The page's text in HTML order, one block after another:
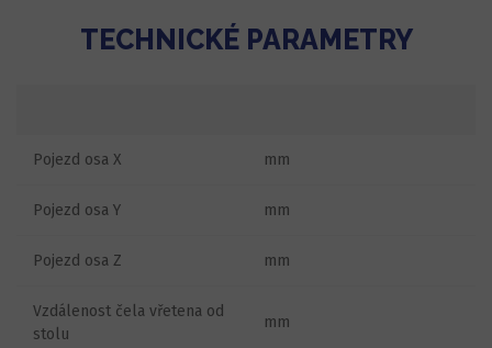
TECHNICKÉ PARAMETRY
Pojezd osa X mm
Pojezd osa Y mm
Pojezd osa Z mm
Vzdálenost čela vřetena od
stolu
mm